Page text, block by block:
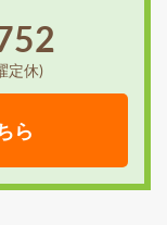
定休)
ら